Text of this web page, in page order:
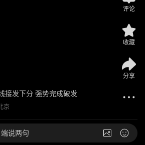
接发下分 强势完成破发
京
评论
收藏
分享
说两句